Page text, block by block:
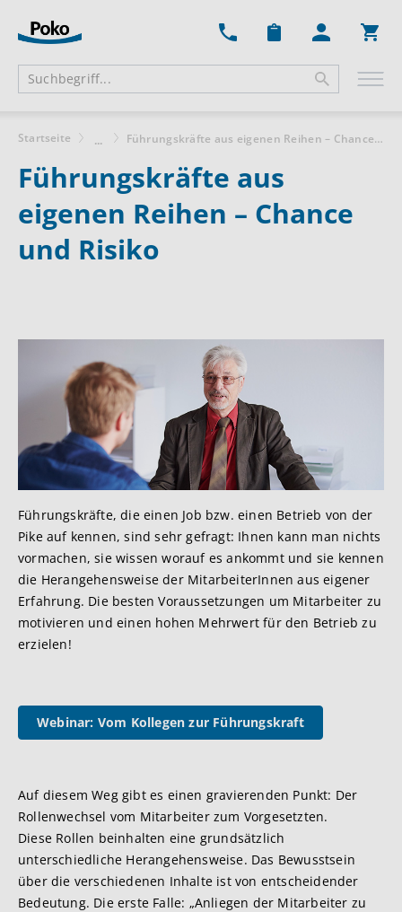
Startseite ... Führungskräfte aus eigenen Reihen – Chance und Risiko
Führungskräfte aus
eigenen Reihen – Chance
und Risiko
Führungskräfte, die einen Job bzw. einen Betrieb von der
Pike auf kennen, sind sehr gefragt: Ihnen kann man nichts
vormachen, sie wissen worauf es ankommt und sie kennen
die Herangehensweise der MitarbeiterInnen aus eigener
Erfahrung. Die besten Voraussetzungen um Mitarbeiter zu
motivieren und einen hohen Mehrwert für den Betrieb zu
erzielen!
Webinar: Vom Kollegen zur Führungskraft
Auf diesem Weg gibt es einen gravierenden Punkt: Der
Rollenwechsel vom Mitarbeiter zum Vorgesetzten.
Diese Rollen beinhalten eine grundsätzlich
unterschiedliche Herangehensweise. Das Bewusstsein
über die verschiedenen Inhalte ist von entscheidender
Bedeutung. Die erste Falle: „Anliegen der Mitarbeiter zu